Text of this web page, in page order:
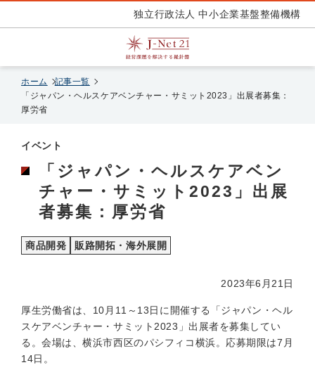
独立行政法人 中小企業基盤整備機構
ホーム
記事一覧
「ジャパン・ヘルスケアベンチャー・サミット2023」出展者募集：
厚労省
イベント
「ジャパン・ヘルスケアベン
チャー・サミット2023」出展
者募集：厚労省
商品開発 販路開拓・海外展開
2023年6月21日
厚生労働省は、10月11～13日に開催する「ジャパン・ヘル
スケアベンチャー・サミット2023」出展者を募集してい
る。会場は、横浜市西区のパシフィコ横浜。応募期限は7月
14日。